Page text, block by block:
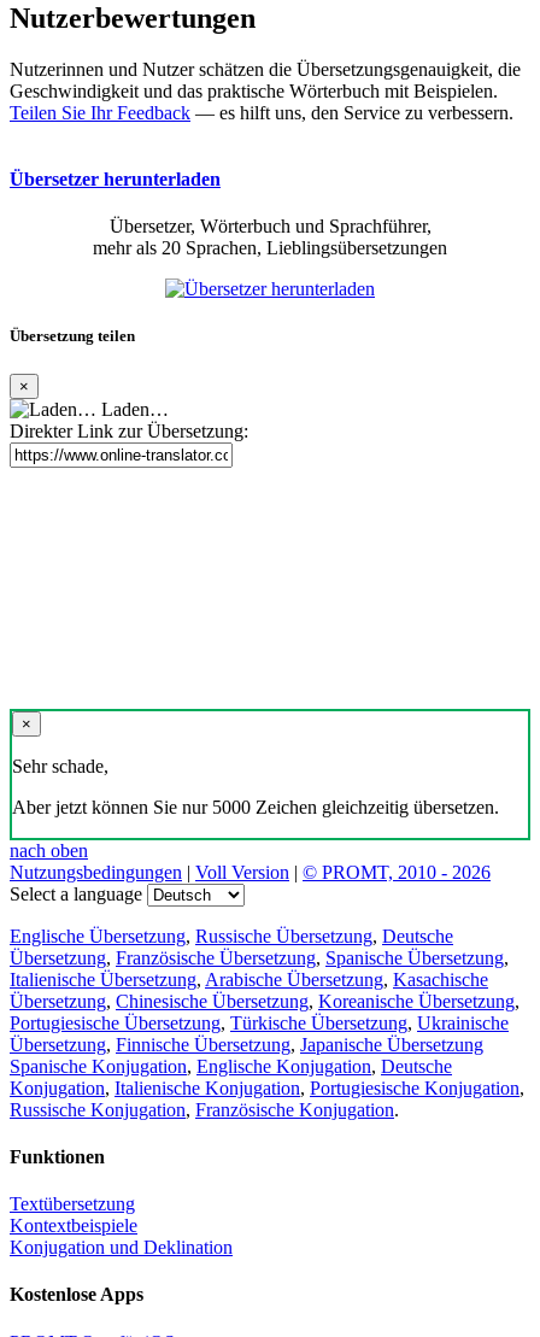
Nutzerbewertungen
Nutzerinnen und Nutzer schätzen die Übersetzungsgenauigkeit, die
Geschwindigkeit und das praktische Wörterbuch mit Beispielen.
Teilen Sie Ihr Feedback — es hilft uns, den Service zu verbessern.
Übersetzer herunterladen
Übersetzer, Wörterbuch und Sprachführer,
mehr als 20 Sprachen, Lieblingsübersetzungen
Übersetzung teilen
×
Laden…
Direkter Link zur Übersetzung:
×
Sehr schade,
Aber jetzt können Sie nur 5000 Zeichen gleichzeitig übersetzen.
nach oben
Nutzungsbedingungen | Voll Version | © PROMT, 2010 - 2026
Select a language
Englische Übersetzung, Russische Übersetzung, Deutsche
Übersetzung, Französische Übersetzung, Spanische Übersetzung,
Italienische Übersetzung, Arabische Übersetzung, Kasachische
Übersetzung, Chinesische Übersetzung, Koreanische Übersetzung,
Portugiesische Übersetzung, Türkische Übersetzung, Ukrainische
Übersetzung, Finnische Übersetzung, Japanische Übersetzung
Spanische Konjugation, Englische Konjugation, Deutsche
Konjugation, Italienische Konjugation, Portugiesische Konjugation,
Russische Konjugation, Französische Konjugation.
Funktionen
Textübersetzung
Kontextbeispiele
Konjugation und Deklination
Kostenlose Apps